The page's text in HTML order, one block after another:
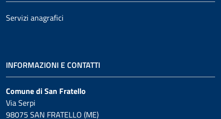
Servizi anagrafici
INFORMAZIONI E CONTATTI
Comune di San Fratello
Via Serpi
98075 SAN FRATELLO (ME)